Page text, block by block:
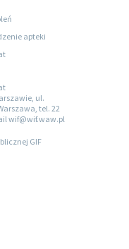
apteki
ul.
tel. 22
wif@wif.waw.pl
GIF